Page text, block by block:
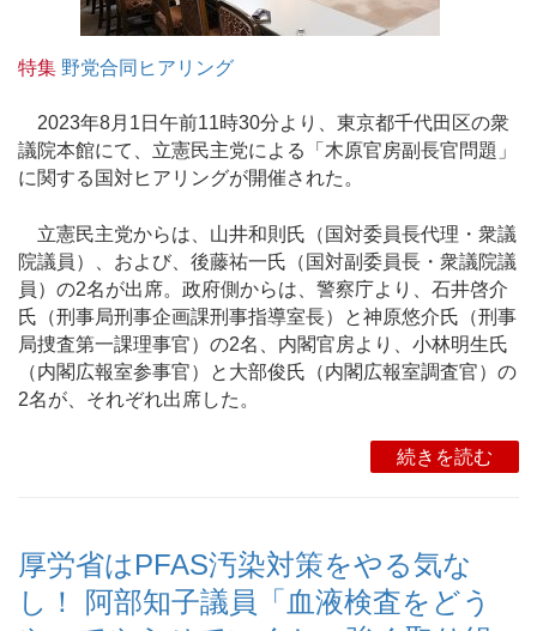
特集 野党合同ヒアリング
2023年8月1日午前11時30分より、東京都千代田区の衆
議院本館にて、立憲民主党による「木原官房副長官問題」
に関する国対ヒアリングが開催された。
立憲民主党からは、山井和則氏（国対委員長代理・衆議
院議員）、および、後藤祐一氏（国対副委員長・衆議院議
員）の2名が出席。政府側からは、警察庁より、石井啓介
氏（刑事局刑事企画課刑事指導室長）と神原悠介氏（刑事
局捜査第一課理事官）の2名、内閣官房より、小林明生氏
（内閣広報室参事官）と大部俊氏（内閣広報室調査官）の
2名が、それぞれ出席した。
続きを読む
厚労省はPFAS汚染対策をやる気な
し！ 阿部知子議員「血液検査をどう